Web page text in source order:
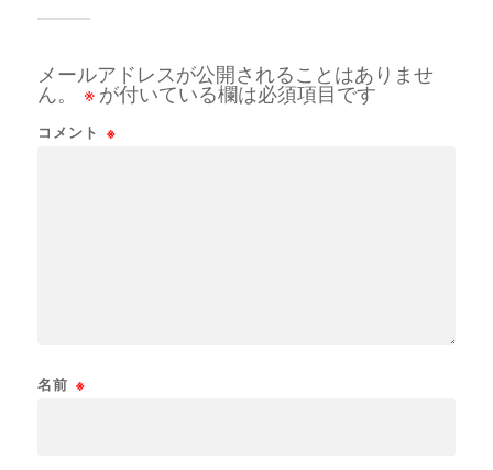
メールアドレスが公開されることはありませ
ん。
※ が付いている欄は必須項目です
コメント ※
名前 ※